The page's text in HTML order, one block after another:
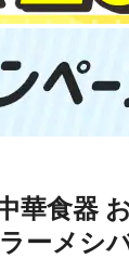
華食器
ーメシ